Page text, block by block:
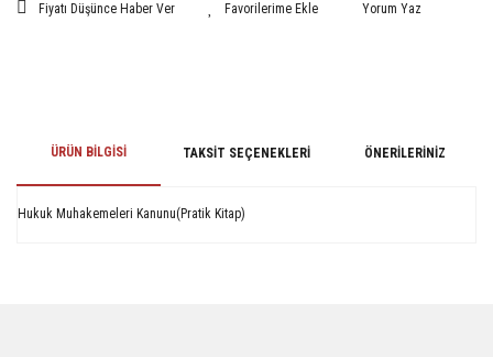
Fiyatı Düşünce Haber Ver Yorum Yaz
ÜRÜN BILGISI TAKSIT SEÇENEKLERI ÖNERILERINIZ
Hukuk Muhakemeleri Kanunu(Pratik Kitap)